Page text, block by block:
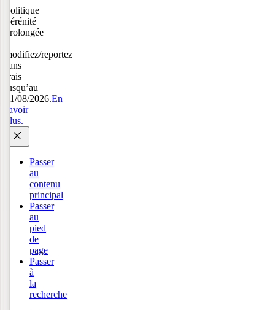
Politique
Sérénité
prolongée
modifiez/reportez
sans
frais
jusqu’au
31/08/2026.En
savoir
plus.
Passer
au
contenu
principal
Passer
au
pied
de
page
Passer
à
la
recherche